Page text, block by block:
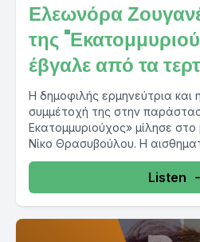
Ελεωνόρα
της
έβγαλε από τα
Η δημοφιλής ερμηνεύτρια και
συμμέτοχή της στην
Εκατομμυριούχος» μίλησε
Νίκο Θρασυβούλου. Η
Listen